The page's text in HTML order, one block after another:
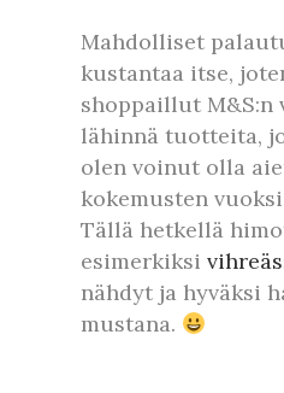
Mahdolliset
kustantaa itse,
shoppaillut M&S:n
lähinnä tuotteita,
olen voinut olla
kokemusten
Tällä hetkellä
esimerkiksi
nähdyt ja hyväksi
mustana.